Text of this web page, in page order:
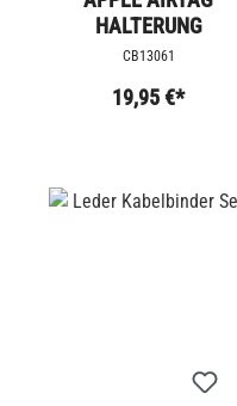
HALTERUNG
CB13061
19,95 €*